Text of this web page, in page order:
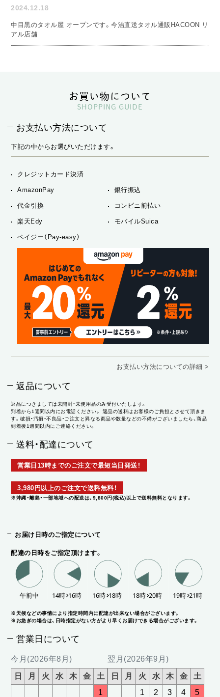
2024.12.18
中目黒のタオル屋 オープンです。今治直送タオル通販HACOON リ
アル店舗
お買い物について
SHOPPING GUIDE
お支払い方法について
下記の中からお選びいただけます。
クレジットカード決済
AmazonPay 銀行振込
代金引換 コンビニ前払い
楽天Edy モバイルSuica
ペイジー（Pay-easy）
お支払い方法についての詳細 >
返品について
返品につきましては未開封・未使用品のみ受付いたします。
到着から1週間以内にお電話ください。 返品の送料はお客様のご負担とさせて頂きま
す。破損・汚損・不良品・ご注文と異なる商品や数量などの不備がございましたら、商品
到着後1週間以内にご連絡ください。
送料・配達について
営業日13時までのご注文で最短当日発送！
3,980円以上のご注文で送料無料！
※沖縄・離島・一部地域への配送は、9,800円(税込)以上で送料無料となります。
お届け日時のご指定について
配達の日時をご指定頂けます。
※天候などの事情により指定時間内に配達が出来ない場合がございます。
※お急ぎの場合は、日時指定がない方がより早くお届けできる場合がございます。
営業日について
今月(2026年8月)
日 月 火 水 木 金
土
1
翌月(2026年9月)
日 月 火 水 木 金
土
1
2 3 4 5